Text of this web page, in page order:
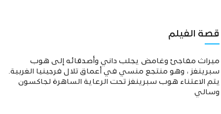
قصة الفيلم
ميراث مفاجئ وغامض يجلب داني وأصدقائه إلى هوب
سبرينغز ، وهو منتجع منسي في أعماق تلال فرجينيا الغربية.
يتم الاعتناء هوب سبرينغز تحت الرعاية الساهرة لجاكسون
وسالي